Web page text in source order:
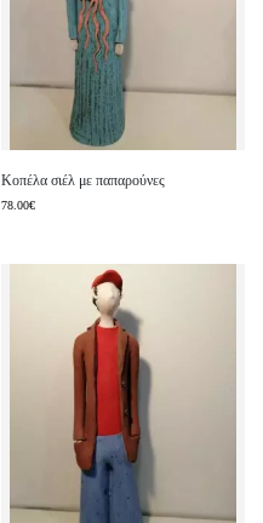
Κοπέλα σιέλ με παπαρούνες
78.00€